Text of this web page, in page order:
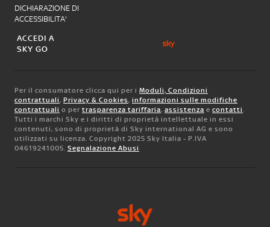
DICHIARAZIONE DI
ACCESSIBILITA'
ACCEDI A
SKY GO
Per il consumatore clicca qui per i Moduli, Condizioni
contrattuali, Privacy & Cookies, informazioni sulle modifiche
contrattuali o per trasparenza tariffaria, assistenza e contatti.
Tutti i marchi Sky e i diritti di proprietà intellettuale in essi
contenuti, sono di proprietà di Sky international AG e sono
utilizzati su licenza. Copyright 2025 Sky Italia - P.IVA
04619241005. Segnalazione Abusi